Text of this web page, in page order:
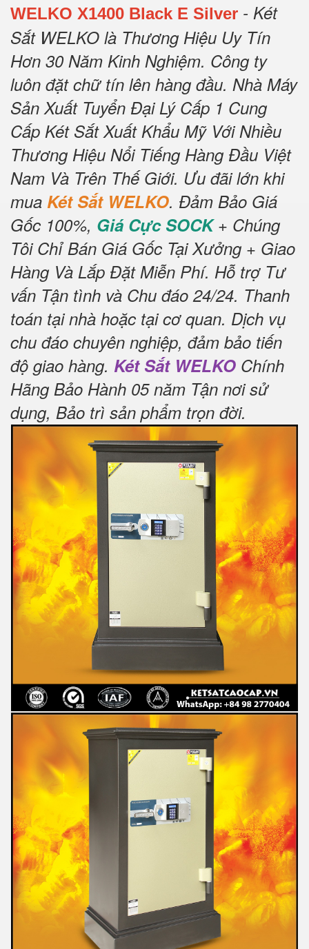
WELKO X1400 Black E Silver - Két
Sắt WELKO là Thương Hiệu Uy Tín
Hơn 30 Năm Kinh Nghiệm. Công ty
luôn đặt chữ tín lên hàng đầu. Nhà Máy
Sản Xuất Tuyển Đại Lý Cấp 1 Cung
Cấp Két Sắt Xuất Khẩu Mỹ Với Nhiều
Thương Hiệu Nổi Tiếng Hàng Đầu Việt
Nam Và Trên Thế Giới. Ưu đãi lớn khi
mua Két Sắt WELKO. Đảm Bảo Giá
Gốc 100%, Giá Cực SOCK+ Chúng
Tôi Chỉ Bán Giá Gốc Tại Xưởng + Giao
Hàng Và Lắp Đặt Miễn Phí. Hỗ trợ Tư
vấn Tận tình và Chu đáo 24/24. Thanh
toán tại nhà hoặc tại cơ quan. Dịch vụ
chu đáo chuyên nghiệp, đảm bảo tiến
độ giao hàng. Két Sắt WELKO Chính
Hãng Bảo Hành 05 năm Tận nơi sử
dụng, Bảo trì sản phẩm trọn đời.